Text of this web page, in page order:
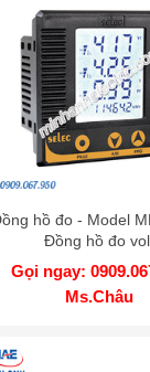
hồ đo - Model
Đồng hồ đo
Gọi ngay:
Ms.Châu